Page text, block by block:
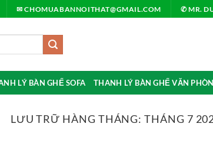
✉ CHOMUABANNOITHAT@GMAIL.COM ✆ MR.
LÝ BÀN GHẾ SOFA THANH LÝ BÀN GHẾ VĂN
LƯU TRỮ HÀNG THÁNG:THÁNG 7